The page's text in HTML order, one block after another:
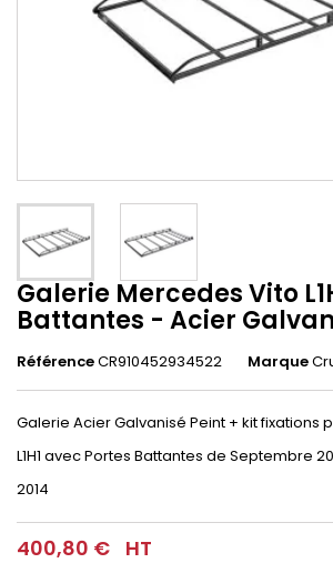
Galerie Mercedes Vito
Battantes - Acier
RéférenceCR910452934522 Marque
Galerie Acier Galvanisé Peint + kit fixations
L1H1 avec Portes Battantes de Septembre
2014
400,80 € HT